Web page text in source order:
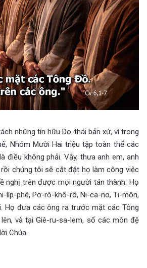
những tín hữu Do-thái bản xứ, vì trong
Nhóm Mười Hai triệu tập toàn thể các
điều không phải. Vậy, thưa anh em, anh
chúng tôi sẽ cắt đặt họ làm công việc
nghị trên được mọi người tán thành. Họ
líp-phê, Pơ-rô-khô-rô, Ni-ca-no, Ti-môn,
Họ đưa các ông ra trước mặt các Tông
và tại Giê-ru-sa-lem, số các môn đệ
Chúa.